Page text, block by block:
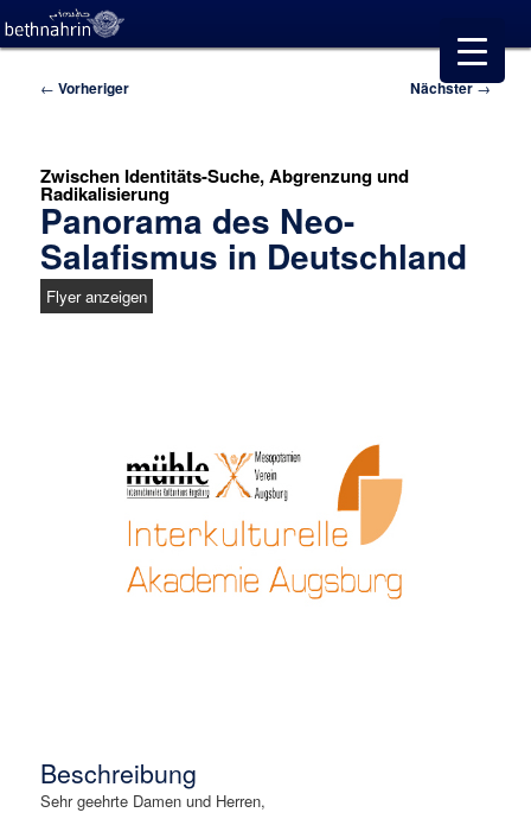
Beitragsnavigation
← Vorheriger Nächster→
Zwischen Identitäts-Suche, Abgrenzung und
Radikalisierung
Panorama des Neo-
Salafismus in Deutschland
Flyer anzeigen
Beschreibung
Sehr geehrte Damen und Herren,